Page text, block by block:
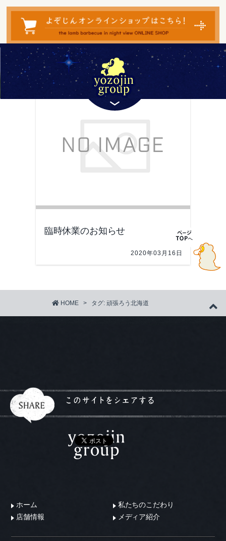
検
索
対
象:
― TAG ―
頑張ろう北海道
臨時休業のお知らせ
2020年03月16日
HOME > タグ: 頑張ろう北海道
ホーム
私たちのこだわり
店舗情報
メディア紹介